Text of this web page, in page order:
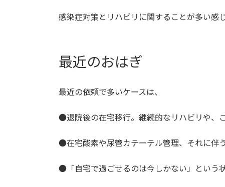
感染症対策とリハビリに関することが多い感
最近のおはぎ
最近の依頼で多いケースは、
●退院後の在宅移行。継続的なリハビリや、
●在宅酸素や尿管カテーテル管理、それに伴
●「自宅で過ごせるのは今しかない」という